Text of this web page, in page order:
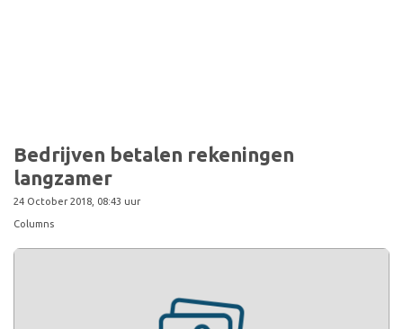
Bedrijven betalen rekeningen
langzamer
24 October 2018, 08:43 uur
Columns